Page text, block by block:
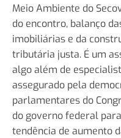
Meio Ambiente do
do encontro, balanço
imobiliárias e da
tributária justa. É um
algo além de
assegurado pela
parlamentares do
do governo federal
tendência de aumento